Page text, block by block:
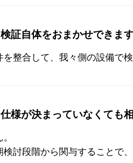
証自体をおまかせできま
を整合して、我々側の設備で
様が決まっていなくても
検討段階から関与することで